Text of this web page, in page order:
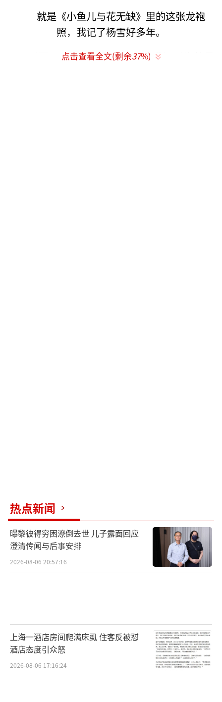
就是《小鱼儿与花无缺》里的这张龙袍
照，我记了杨雪好多年。
以至于后来看到那个AB时，我还以为就是
点击查看全文(剩余37%)
热点新闻
曝黎彼得穷困潦倒去世 儿子露面回应
澄清传闻与后事安排
2026-08-06 20:57:16
上海一酒店房间爬满床虱 住客反被怼
酒店态度引众怒
2026-08-06 17:16:24